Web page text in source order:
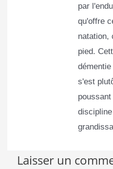
par
qu'offre
natation,
pied.
s'est
Laisser un